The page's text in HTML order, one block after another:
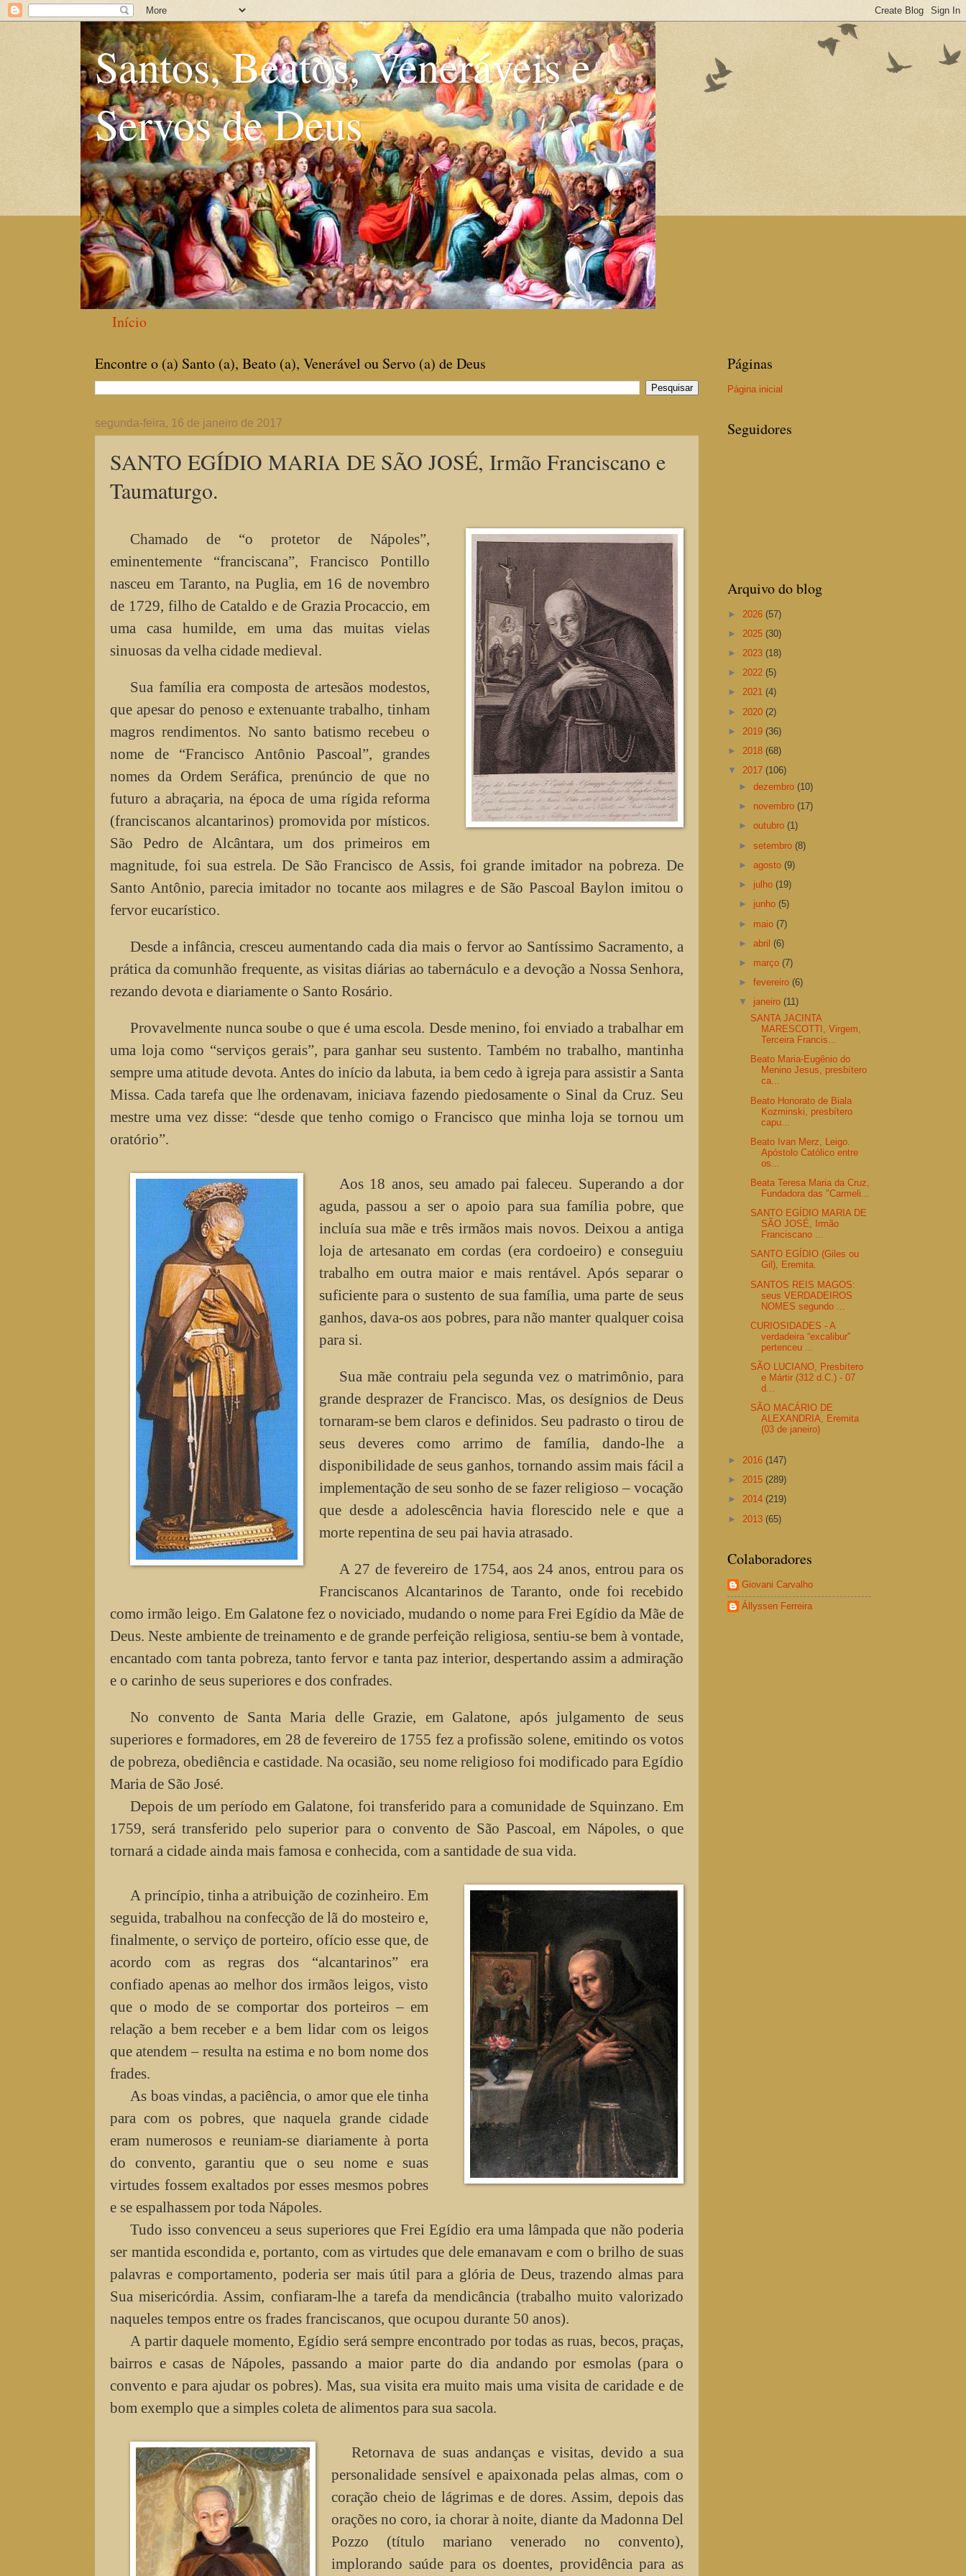
Santos, Beatos, Veneráveis e
Servos de Deus
Início
Encontre o (a) Santo (a), Beato (a), Venerável ou Servo (a) de Deus
segunda-feira, 16 de janeiro de 2017
SANTO EGÍDIO MARIA DE SÃO JOSÉ, Irmão Franciscano e
Taumaturgo.
Chamado de “o protetor de Nápoles”,
eminentemente “franciscana”, Francisco Pontillo
nasceu em Taranto, na Puglia, em 16 de novembro
de 1729, filho de Cataldo e de Grazia Procaccio, em
uma casa humilde, em uma das muitas vielas
sinuosas da velha cidade medieval.
Sua família era composta de artesãos modestos,
que apesar do penoso e extenuante trabalho, tinham
magros rendimentos. No santo batismo recebeu o
nome de “Francisco Antônio Pascoal”, grandes
nomes da Ordem Seráfica, prenúncio de que no
futuro a abraçaria, na época de uma rígida reforma
(franciscanos alcantarinos) promovida por místicos.
São Pedro de Alcântara, um dos primeiros em
magnitude, foi sua estrela. De São Francisco de Assis, foi grande imitador na pobreza. De
Santo Antônio, parecia imitador no tocante aos milagres e de São Pascoal Baylon imitou o
fervor eucarístico.
Desde a infância, cresceu aumentando cada dia mais o fervor ao Santíssimo Sacramento, a
prática da comunhão frequente, as visitas diárias ao tabernáculo e a devoção a Nossa Senhora,
rezando devota e diariamente o Santo Rosário.
Provavelmente nunca soube o que é uma escola. Desde menino, foi enviado a trabalhar em
uma loja como “serviços gerais”, para ganhar seu sustento. Também no trabalho, mantinha
sempre uma atitude devota. Antes do início da labuta, ia bem cedo à igreja para assistir a Santa
Missa. Cada tarefa que lhe ordenavam, iniciava fazendo piedosamente o Sinal da Cruz. Seu
mestre uma vez disse: “desde que tenho comigo o Francisco que minha loja se tornou um
oratório”.
Aos 18 anos, seu amado pai faleceu. Superando a dor
aguda, passou a ser o apoio para sua família pobre, que
incluía sua mãe e três irmãos mais novos. Deixou a antiga
loja de artesanato em cordas (era cordoeiro) e conseguiu
trabalho em outra maior e mais rentável. Após separar o
suficiente para o sustento de sua família, uma parte de seus
ganhos, dava-os aos pobres, para não manter qualquer coisa
para si.
Sua mãe contraiu pela segunda vez o matrimônio, para
grande desprazer de Francisco. Mas, os desígnios de Deus
tornaram-se bem claros e definidos. Seu padrasto o tirou de
seus deveres como arrimo de família, dando-lhe a
disponibilidade de seus ganhos, tornando assim mais fácil a
implementação de seu sonho de se fazer religioso – vocação
que desde a adolescência havia florescido nele e que a
morte repentina de seu pai havia atrasado.
A 27 de fevereiro de 1754, aos 24 anos, entrou para os
Franciscanos Alcantarinos de Taranto, onde foi recebido
como irmão leigo. Em Galatone fez o noviciado, mudando o nome para Frei Egídio da Mãe de
Deus. Neste ambiente de treinamento e de grande perfeição religiosa, sentiu-se bem à vontade,
encantado com tanta pobreza, tanto fervor e tanta paz interior, despertando assim a admiração
e o carinho de seus superiores e dos confrades.
No convento de Santa Maria delle Grazie, em Galatone, após julgamento de seus
superiores e formadores, em 28 de fevereiro de 1755 fez a profissão solene, emitindo os votos
de pobreza, obediência e castidade. Na ocasião, seu nome religioso foi modificado para Egídio
Maria de São José.
Depois de um período em Galatone, foi transferido para a comunidade de Squinzano. Em
1759, será transferido pelo superior para o convento de São Pascoal, em Nápoles, o que
tornará a cidade ainda mais famosa e conhecida, com a santidade de sua vida.
A princípio, tinha a atribuição de cozinheiro. Em
seguida, trabalhou na confecção de lã do mosteiro e,
finalmente, o serviço de porteiro, ofício esse que, de
acordo com as regras dos “alcantarinos” era
confiado apenas ao melhor dos irmãos leigos, visto
que o modo de se comportar dos porteiros – em
relação a bem receber e a bem lidar com os leigos
que atendem – resulta na estima e no bom nome dos
frades.
As boas vindas, a paciência, o amor que ele tinha
para com os pobres, que naquela grande cidade
eram numerosos e reuniam-se diariamente à porta
do convento, garantiu que o seu nome e suas
virtudes fossem exaltados por esses mesmos pobres
e se espalhassem por toda Nápoles.
Tudo isso convenceu a seus superiores que Frei Egídio era uma lâmpada que não poderia
ser mantida escondida e, portanto, com as virtudes que dele emanavam e com o brilho de suas
palavras e comportamento, poderia ser mais útil para a glória de Deus, trazendo almas para
Sua misericórdia. Assim, confiaram-lhe a tarefa da mendicância (trabalho muito valorizado
naqueles tempos entre os frades franciscanos, que ocupou durante 50 anos).
A partir daquele momento, Egídio será sempre encontrado por todas as ruas, becos, praças,
bairros e casas de Nápoles, passando a maior parte do dia andando por esmolas (para o
convento e para ajudar os pobres). Mas, sua visita era muito mais uma visita de caridade e de
bom exemplo que a simples coleta de alimentos para sua sacola.
Retornava de suas andanças e visitas, devido a sua
personalidade sensível e apaixonada pelas almas, com o
coração cheio de lágrimas e de dores. Assim, depois das
orações no coro, ia chorar à noite, diante da Madonna Del
Pozzo (título mariano venerado no convento),
implorando saúde para os doentes, providência para as
Páginas
Página inicial
Seguidores
Arquivo do blog
► 2026 (57)
► 2025 (30)
► 2023 (18)
► 2022 (5)
► 2021 (4)
► 2020 (2)
► 2019 (36)
► 2018 (68)
▼ 2017 (106)
►dezembro(10)
► novembro(17)
►outubro(1)
►setembro(8)
►agosto(9)
► julho(19)
► junho(5)
► maio(7)
►abril(6)
► março(7)
►fevereiro(6)
▼ janeiro(11)
SANTA JACINTA
MARESCOTTI, Virgem,
Terceira Francis...
Beato Maria-Eugênio do
Menino Jesus, presbítero
ca...
Beato Honorato de Biala
Kozminski, presbítero
capu...
Beato Ivan Merz, Leigo.
Apóstolo Católico entre
os...
Beata Teresa Maria da Cruz,
Fundadora das "Carmeli...
SANTO EGÍDIO MARIA DE
SÃO JOSÉ, Irmão
Franciscano ...
SANTO EGÍDIO (Giles ou
Gil), Eremita.
SANTOS REIS MAGOS:
seus VERDADEIROS
NOMES segundo ...
CURIOSIDADES - A
verdadeira “excalibur”
pertenceu ...
SÃO LUCIANO, Presbítero
e Mártir (312 d.C.) - 07
d...
SÃO MACÁRIO DE
ALEXANDRIA, Eremita
(03 de janeiro)
► 2016 (147)
► 2015 (289)
► 2014 (219)
► 2013 (65)
Colaboradores
Giovani Carvalho
Állyssen Ferreira